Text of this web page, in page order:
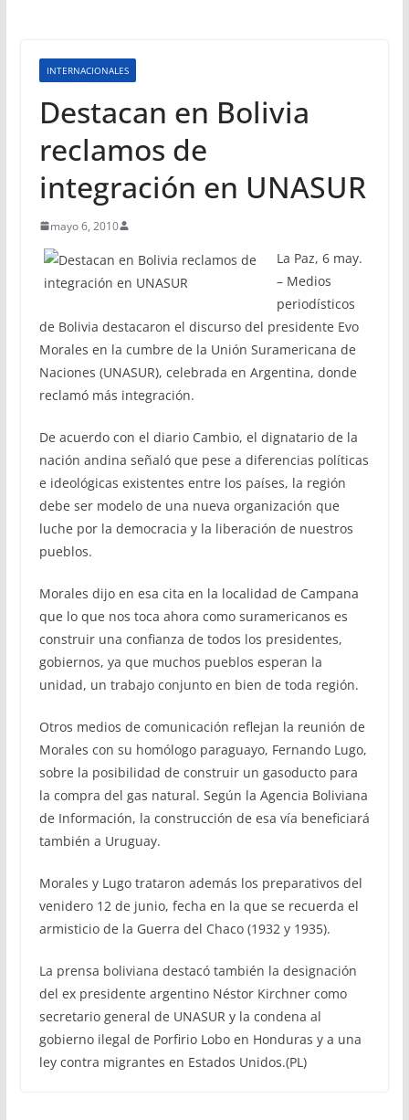
INTERNACIONALES
Destacan en Bolivia
reclamos de
integración en UNASUR
mayo 6, 2010
La Paz, 6 may.
– Medios
periodísticos
de Bolivia destacaron el discurso del presidente Evo
Morales en la cumbre de la Unión Suramericana de
Naciones (UNASUR), celebrada en Argentina, donde
reclamó más integración.
De acuerdo con el diario Cambio, el dignatario de la
nación andina señaló que pese a diferencias políticas
e ideológicas existentes entre los países, la región
debe ser modelo de una nueva organización que
luche por la democracia y la liberación de nuestros
pueblos.
Morales dijo en esa cita en la localidad de Campana
que lo que nos toca ahora como suramericanos es
construir una confianza de todos los presidentes,
gobiernos, ya que muchos pueblos esperan la
unidad, un trabajo conjunto en bien de toda región.
Otros medios de comunicación reflejan la reunión de
Morales con su homólogo paraguayo, Fernando Lugo,
sobre la posibilidad de construir un gasoducto para
la compra del gas natural. Según la Agencia Boliviana
de Información, la construcción de esa vía beneficiará
también a Uruguay.
Morales y Lugo trataron además los preparativos del
venidero 12 de junio, fecha en la que se recuerda el
armisticio de la Guerra del Chaco (1932 y 1935).
La prensa boliviana destacó también la designación
del ex presidente argentino Néstor Kirchner como
secretario general de UNASUR y la condena al
gobierno ilegal de Porfirio Lobo en Honduras y a una
ley contra migrantes en Estados Unidos.(PL)